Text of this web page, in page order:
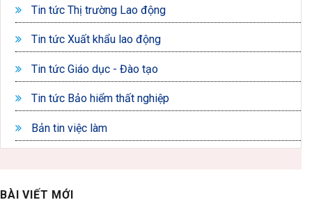
Tin tức Thị trường Lao động
Tin tức Xuất khẩu lao động
Tin tức Giáo dục - Đào tạo
Tin tức Bảo hiểm thất nghiệp
Bản tin việc làm
BÀI VIẾT MỚI